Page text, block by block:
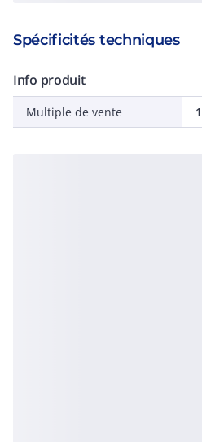
Spécificités techniques
Info produit
Multiple de vente 1